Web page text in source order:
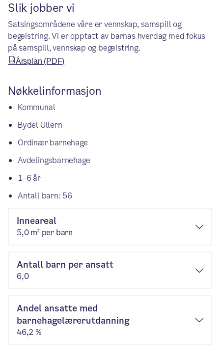
Slik jobber vi
Satsingsområdene våre er vennskap, samspill og
begeistring. Vi er opptatt av barnas hverdag med fokus
på samspill, vennskap og begeistring.
Årsplan (PDF)
Nøkkelinformasjon
Kommunal
Bydel Ullern
Ordinær barnehage
Avdelingsbarnehage
1–6 år
Antall barn: 56
Inneareal
5,0 m² per barn
Antall barn per ansatt
6,0
Andel ansatte med
barnehagelærerutdanning
46,2 %